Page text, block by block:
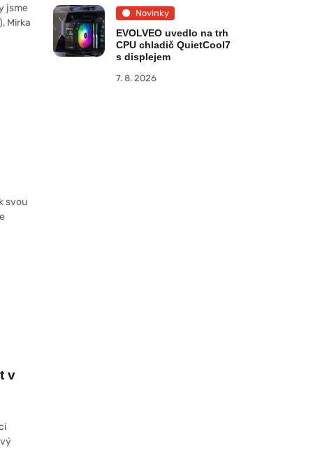
jsme
Mirka
svou
v
Novinky
EVOLVEO uvedlo na trh
CPU chladič QuietCool7
s displejem
7. 8. 2026